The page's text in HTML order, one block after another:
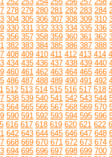
278 279 280 281 282 283 284
304 305 306 307 308 309 310
330 331 332 333 334 335 336
356 357 358 359 360 361 362
382 383 384 385 386 387 388
408 409 410 411 412 413 414
434 435 436 437 438 439 440
460 461 462 463 464 465 466
486 487 488 489 490 491 492
512 513 514 515 516 517 518
538 539 540 541 542 543 544
564 565 566 567 568 569 570
590 591 592 593 594 595 596
616 617 618 619 620 621 622
642 643 644 645 646 647 648
668 669 670 671 672 673 674
694 695 696 697 698 699 700